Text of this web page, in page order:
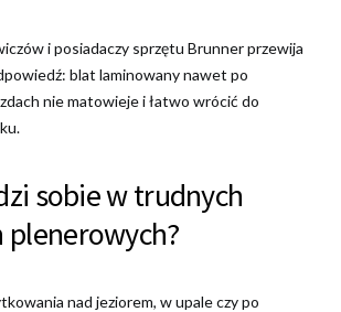
i posiadaczy sprzętu Brunner przewija
blat laminowany nawet po
nie matowieje i łatwo wrócić do
sobie w trudnych
nad jeziorem, w upale czy po